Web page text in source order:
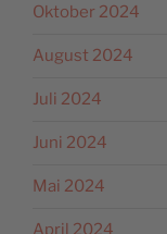
Oktober 2024
August 2024
Juli 2024
Juni 2024
Mai 2024